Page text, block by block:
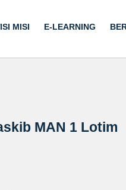
MISI E-LEARNING
MAN 1 Lotim